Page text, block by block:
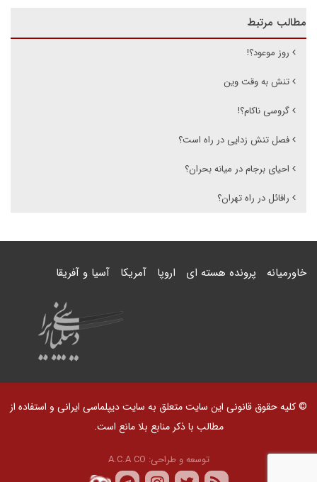
مطالب مرتبط
روز موعود؟!
تنش به وقت وین
گروسی ناکام؟!
فصل تنش زدایی در راه است؟
احیای برجام در میانه بحران؟
رافائل در راه تهران؟
خاورمیانه پرونده هسته ای اروپا آمریکا آسیا و آفریقا
© کلیه حقوق قانونی این سایت متعلق به سایت دیپلماسی ایرانی و استفاده از
مطالب با ذکر منابع بلا مانع است.
توسعه و طراحی: A.C.A CO